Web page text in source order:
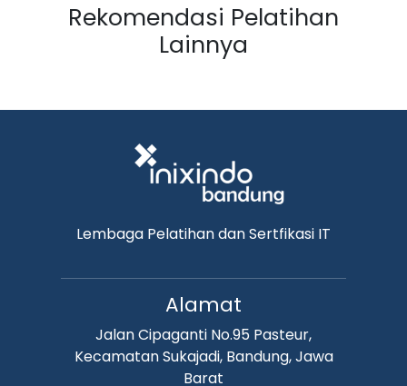
Rekomendasi Pelatihan
Lainnya
Lembaga Pelatihan dan Sertfikasi IT
Alamat
Jalan Cipaganti No.95 Pasteur,
Kecamatan Sukajadi, Bandung, Jawa
Barat